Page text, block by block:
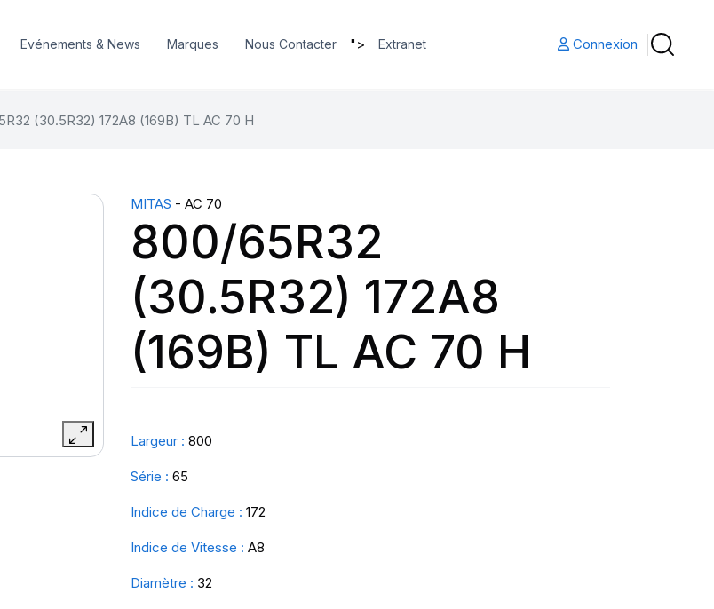
Evénements & News Marques Nous Contacter "> Extranet Connexion
(30.5R32) 172A8 (169B) TL AC 70 H
MITAS - AC 70
800/65R32
(30.5R32) 172A8
(169B) TL AC 70 H
Largeur : 800
Série : 65
Indice de Charge : 172
Indice de Vitesse : A8
Diamètre : 32